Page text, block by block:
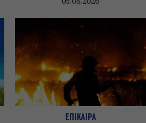
ΕΠΙΚΑΙΡΑ